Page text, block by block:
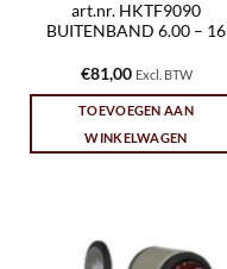
art.nr. HKTF9090
BUITENBAND 6.00 – 16
€81,00 Excl. BTW
TOEVOEGEN AAN
WINKELWAGEN